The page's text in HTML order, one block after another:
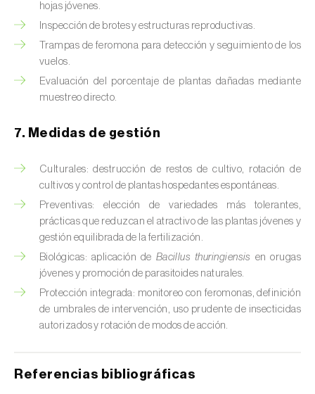
Chinche verde (Nezara viridula)
Cicadas (
Jacobiasca lybica, Scaphoideus
Cigarra espumosa (
Cochinilla de Comstock (
Cochinilla de los cítricos (Planococcus citri
Cochinilla de San José (
Quadraspidiotus (=
Diaspidiotus) perniciosus)
Cochinilla obscura (Pseudococcus viburni )
Cochinilla roja de los cítricos (Aonidiella
aurantii)
Cogollero del maíz (Spodoptera frugiperda
hojas jóvenes.
Inspección de brotes y estructuras reproductivas.
Trampas de feromona para detección y seguimiento de los
vuelos.
Evaluación del porcentaje de plantas dañadas mediante
muestreo directo.
7. Medidas de gestión
Culturales: destrucción de restos de cultivo, rotación de
cultivos y control de plantas hospedantes espontáneas.
Preventivas: elección de variedades más tolerantes,
prácticas que reduzcan el atractivo de las plantas jóvenes y
gestión equilibrada de la fertilización.
Biológicas: aplicación de Bacillus thuringiensis en orugas
jóvenes y promoción de parasitoides naturales.
Protección integrada: monitoreo con feromonas, definición
de umbrales de intervención, uso prudente de insecticidas
autorizados y rotación de modos de acción.
Referencias bibliográficas